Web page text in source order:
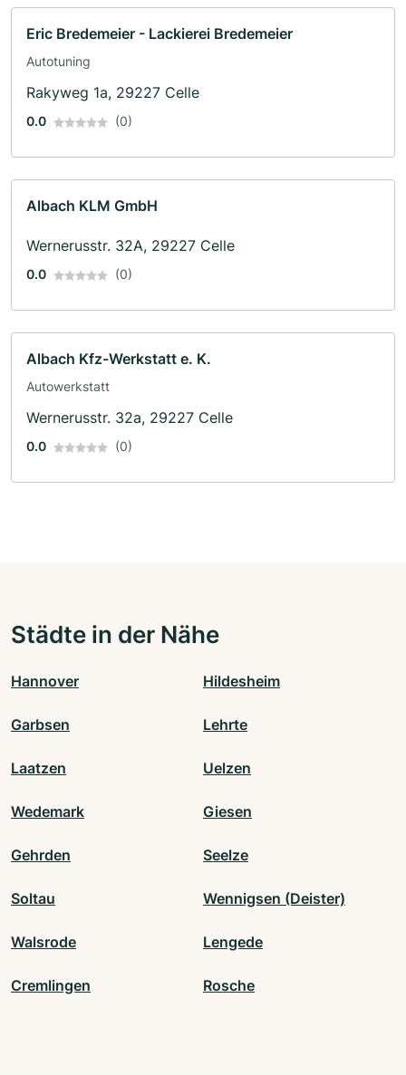
Eric Bredemeier - Lackierei Bredemeier
Autotuning
Rakyweg 1a, 29227 Celle
0.0 (0)
Albach KLM GmbH
Wernerusstr. 32A, 29227 Celle
0.0 (0)
Albach Kfz-Werkstatt e. K.
Autowerkstatt
Wernerusstr. 32a, 29227 Celle
0.0 (0)
Städte in der Nähe
Hannover Hildesheim
Garbsen Lehrte
Laatzen Uelzen
Wedemark Giesen
Gehrden Seelze
Soltau Wennigsen (Deister)
Walsrode Lengede
Cremlingen Rosche